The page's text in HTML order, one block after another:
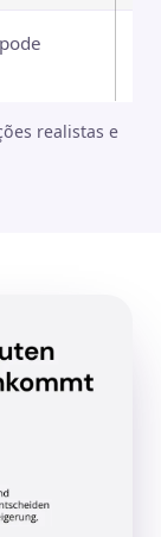
realistas e